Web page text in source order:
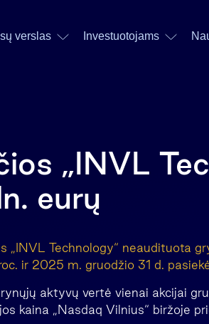
verslas Investuotojams
„INVL
eurų
„INVL Technology“ neaudituota
ir 2025 m. gruodžio 31 d.
aktyvų vertė vienai akcijai
kaina „Nasdaq Vilnius“ biržoje